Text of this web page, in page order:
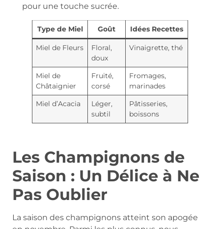
pour une touche sucrée.
Type de Miel Goût Idées Recettes
Miel de Fleurs
Floral,
doux
Vinaigrette, thé
Miel de
Châtaignier
Fruité,
corsé
Fromages,
marinades
Miel d’Acacia
Léger,
subtil
Pâtisseries,
boissons
Les Champignons de
Saison : Un Délice à Ne
Pas Oublier
La saison des champignons atteint son apogée